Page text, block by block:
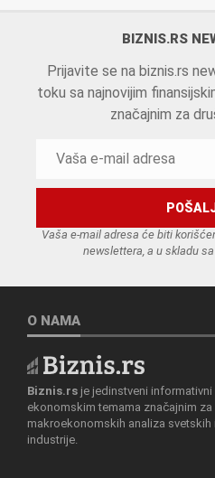
BIZNIS.RS
Prijavite se na biznis.rs
toku sa najnovijim
značajnim za
Vaša e-mail adresa će biti
newslettera, a u skladu sa
O NAMA
Biznis.rs je jedinstveni
ekonomskim temama značajnim
makroekonomskih analiza
industrije.